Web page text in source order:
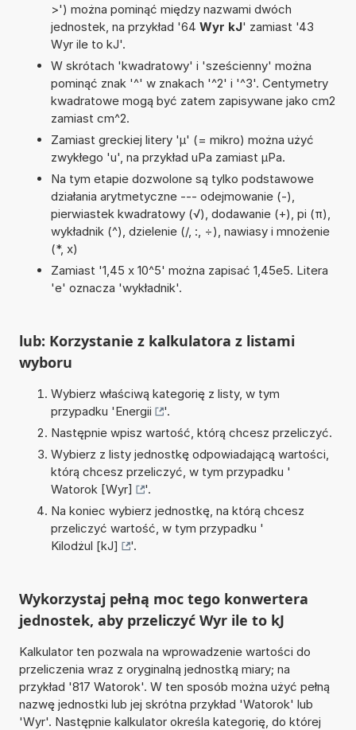
>') można pominąć między nazwami dwóch
jednostek, na przykład '64 Wyr kJ' zamiast '43
Wyr ile to kJ'.
W skrótach 'kwadratowy' i 'sześcienny' można
pominąć znak '^' w znakach '^2' i '^3'. Centymetry
kwadratowe mogą być zatem zapisywane jako cm2
zamiast cm^2.
Zamiast greckiej litery 'µ' (= mikro) można użyć
zwykłego 'u', na przykład uPa zamiast µPa.
Na tym etapie dozwolone są tylko podstawowe
działania arytmetyczne --- odejmowanie (-),
pierwiastek kwadratowy (√), dodawanie (+), pi (π),
wykładnik (^), dzielenie (/, :, ÷), nawiasy i mnożenie
(*, x)
Zamiast '1,45 x 10^5' można zapisać 1,45e5. Litera
'e' oznacza 'wykładnik'.
lub: Korzystanie z kalkulatora z listami
wyboru
Wybierz właściwą kategorię z listy, w tym
przypadku 'Energii
'.
Następnie wpisz wartość, którą chcesz przeliczyć.
Wybierz z listy jednostkę odpowiadającą wartości,
którą chcesz przeliczyć, w tym przypadku '
Watorok [Wyr]
'.
Na koniec wybierz jednostkę, na którą chcesz
przeliczyć wartość, w tym przypadku '
Kilodżul [kJ]
'.
Wykorzystaj pełną moc tego konwertera
jednostek, aby przeliczyć Wyr ile to kJ
Kalkulator ten pozwala na wprowadzenie wartości do
przeliczenia wraz z oryginalną jednostką miary; na
przykład '817 Watorok'. W ten sposób można użyć pełną
nazwę jednostki lub jej skrótna przykład 'Watorok' lub
'Wyr'. Następnie kalkulator określa kategorię, do której